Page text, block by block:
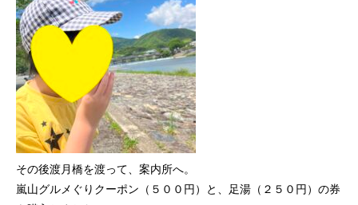
その後渡月橋を渡って、案内所へ。
嵐山グルメぐりクーポン（５００円）と、足湯（２５０円）の券